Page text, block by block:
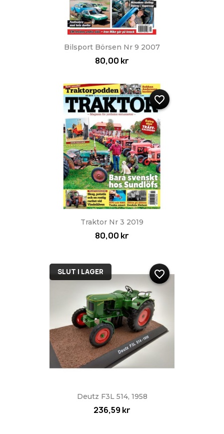
Bilsport Börsen Nr 9 2007
80,00 kr
Traktor Nr 3 2019
80,00 kr
favorite_border
Deutz F3L 514, 1958
236,59 kr
SLUT I LAGER favorite_border